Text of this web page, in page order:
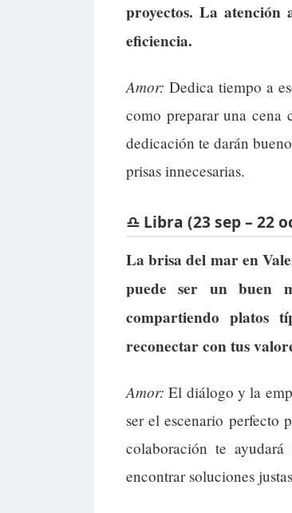
proyectos. La
eficiencia.
Amor: Dedica tiempo a
como preparar una cena
dedicación te darán
prisas innecesarias.
♎ Libra (23 sep – 22
La brisa del mar en
puede ser un buen
compartiendo platos
reconectar con tus
Amor: El diálogo y la
ser el escenario perfecto
colaboración te
encontrar soluciones